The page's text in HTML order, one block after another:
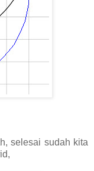
selesai sudah kita